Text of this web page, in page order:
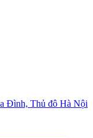
Đình, Thủ đô Hà Nội